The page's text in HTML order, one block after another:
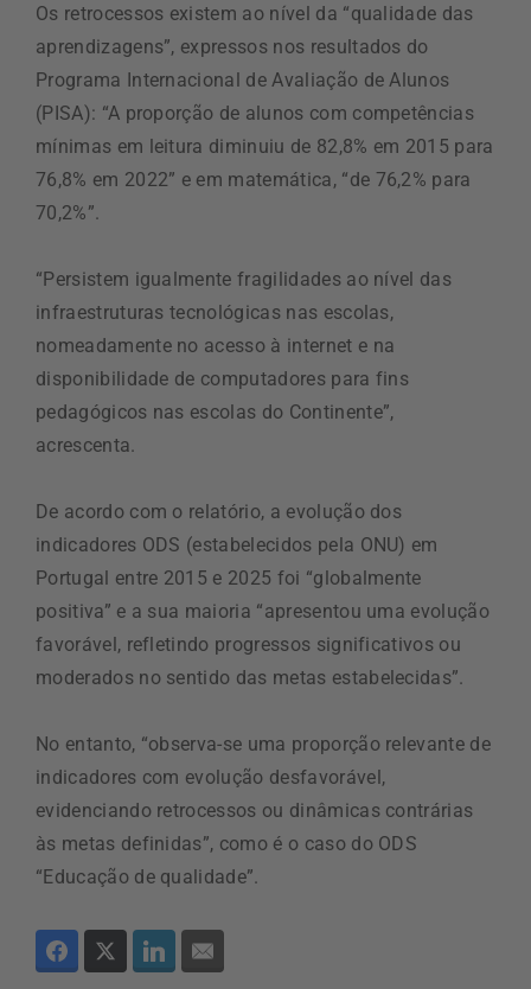
Os retrocessos existem ao nível da “qualidade das
aprendizagens”, expressos nos resultados do
Programa Internacional de Avaliação de Alunos
(PISA): “A proporção de alunos com competências
mínimas em leitura diminuiu de 82,8% em 2015 para
76,8% em 2022” e em matemática, “de 76,2% para
70,2%”.
“Persistem igualmente fragilidades ao nível das
infraestruturas tecnológicas nas escolas,
nomeadamente no acesso à internet e na
disponibilidade de computadores para fins
pedagógicos nas escolas do Continente”,
acrescenta.
De acordo com o relatório, a evolução dos
indicadores ODS (estabelecidos pela ONU) em
Portugal entre 2015 e 2025 foi “globalmente
positiva” e a sua maioria “apresentou uma evolução
favorável, refletindo progressos significativos ou
moderados no sentido das metas estabelecidas”.
No entanto, “observa-se uma proporção relevante de
indicadores com evolução desfavorável,
evidenciando retrocessos ou dinâmicas contrárias
às metas definidas”, como é o caso do ODS
“Educação de qualidade”.